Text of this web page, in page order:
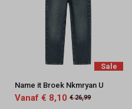
Sale
Name it Broek Nkmryan U
Vanaf € 8,10 € 26,99